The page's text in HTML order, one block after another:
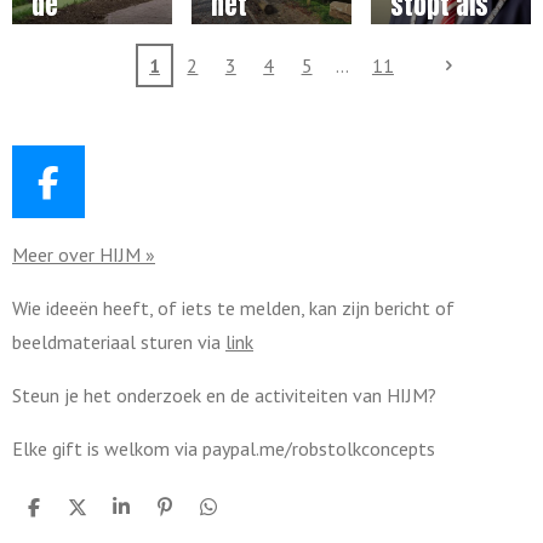
toekomst
vordert
ster en
1 2 3 4 5 11
F
a
c
e
b
o
Meer over HIJM »
Wie ideeën heeft, of iets te melden, kan zijn bericht of
beeldmateriaal sturen via link
Steun je het onderzoek en de activiteiten van HIJM?
Elke gift is welkom via paypal.me/robstolkconcepts
D
D
S
P
D